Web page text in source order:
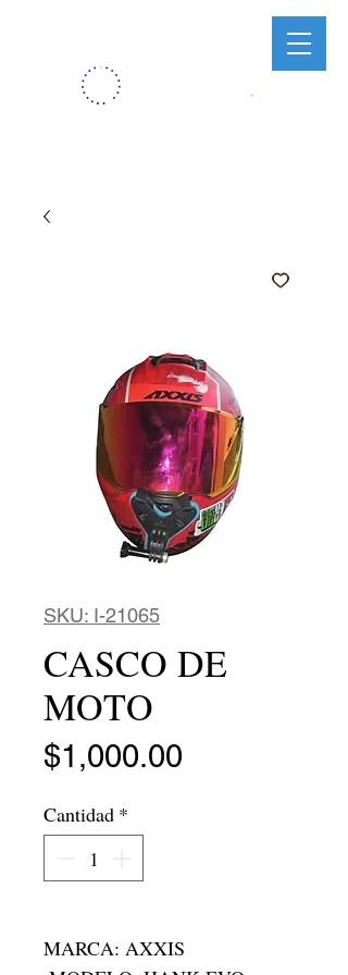
SKU: I-21065
CASCO DE
MOTO
$1,000.00
Cantidad *
MARCA: AXXIS